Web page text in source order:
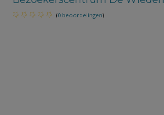
(0 beoordelingen)